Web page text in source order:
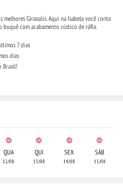
Girassóis. Aqui na Isabela você conta
buquê com acabamento rústico de ráfia.
7 dias
dias
Brasil!
QUA
12/08
QUI
13/08
SEX
14/08
SÁB
15/08